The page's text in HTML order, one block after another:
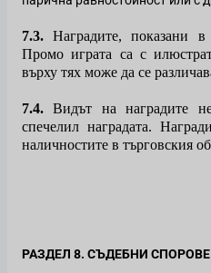
7.3. Наградите, показани
Промо играта са с
върху тях може да се
7.4. Видът на наградите
спечелил наградата.
наличностите в търговския
РАЗДЕЛ 8. СЪДЕБНИ СПОРОВЕ